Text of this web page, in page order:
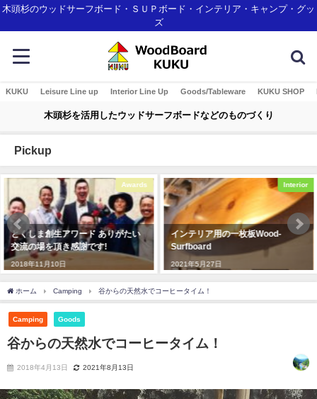
木頭杉のウッドサーフボード・ＳＵＰボード・インテリア・キャンプ・グッ
ズ
KUKU Leisure Line up Interior Line Up Goods/Tableware KUKU SHOP
木頭杉を活用したウッドサーフボードなどのものづくり
Pickup
Interior
インテリア用の一枚板Wood-
Surfboard
2021年5月27日
Interior
KUKU alaiawelcome board
2019年11月7日
ホーム Camping 谷からの天然水でコーヒータイム！
Camping Goods
谷からの天然水でコーヒータイム！
2018年4月13日 2021年8月13日